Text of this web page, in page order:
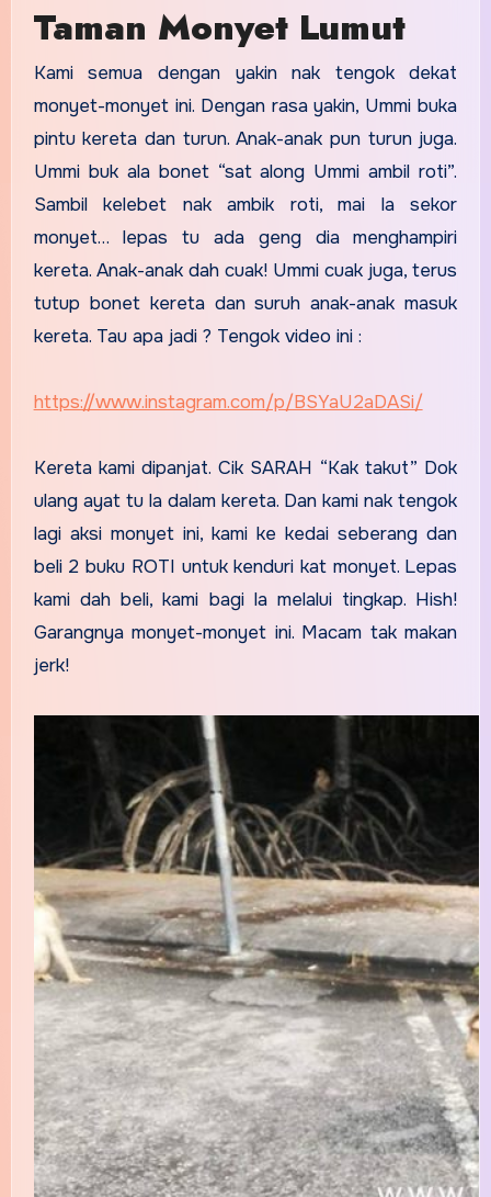
Taman Monyet Lumut
Kami semua dengan yakin nak tengok dekat
monyet-monyet ini. Dengan rasa yakin, Ummi buka
pintu kereta dan turun. Anak-anak pun turun juga.
Ummi buk ala bonet “sat along Ummi ambil roti”.
Sambil kelebet nak ambik roti, mai la sekor
monyet… lepas tu ada geng dia menghampiri
kereta. Anak-anak dah cuak! Ummi cuak juga, terus
tutup bonet kereta dan suruh anak-anak masuk
kereta. Tau apa jadi ? Tengok video ini :
https://www.instagram.com/p/BSYaU2aDASi/
Kereta kami dipanjat. Cik SARAH “Kak takut” Dok
ulang ayat tu la dalam kereta. Dan kami nak tengok
lagi aksi monyet ini, kami ke kedai seberang dan
beli 2 buku ROTI untuk kenduri kat monyet. Lepas
kami dah beli, kami bagi la melalui tingkap. Hish!
Garangnya monyet-monyet ini. Macam tak makan
jerk!